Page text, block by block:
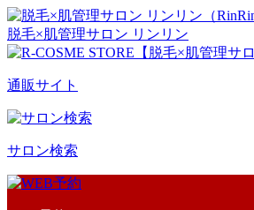
脱毛×肌管理サロン リンリン
通販サイト
サロン検索